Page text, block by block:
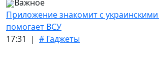
Важное
Приложение знакомит с
помогает ВСУ
17:31 | # Гаджеты